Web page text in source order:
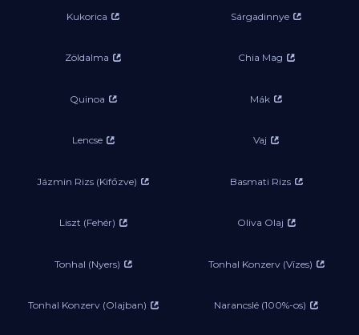
Kukorica Sárgadinnye
Zöldalma Chia Mag
Quinoa Mák
Lencse Vaj
Jázmin Rizs (Kifőzve) Basmati Rizs
Liszt (Fehér) Oliva Olaj
Tonhal (Nyers) Tonhal Konzerv (Vízes)
Tonhal Konzerv (Olajban) Narancslé (100%-os)